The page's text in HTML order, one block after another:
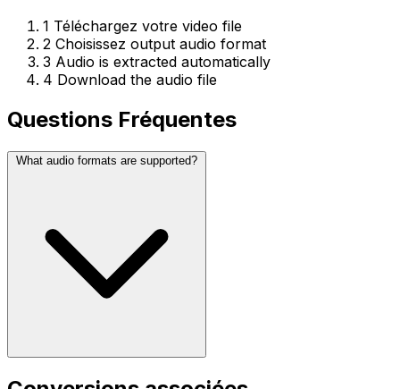
1 Téléchargez votre video file
2 Choisissez output audio format
3 Audio is extracted automatically
4 Download the audio file
Questions Fréquentes
What audio formats are supported?